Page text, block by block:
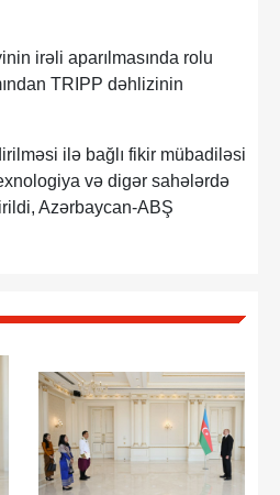
irəli aparılmasında rolu
TRIPP dəhlizinin
ilə bağlı fikir mübadiləsi
və digər sahələrdə
Azərbaycan-ABŞ